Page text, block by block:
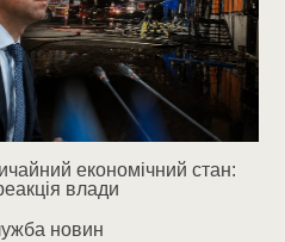
економічний стан:
влади
новин